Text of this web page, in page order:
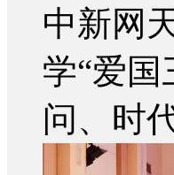
中新网
学“爱
问、时